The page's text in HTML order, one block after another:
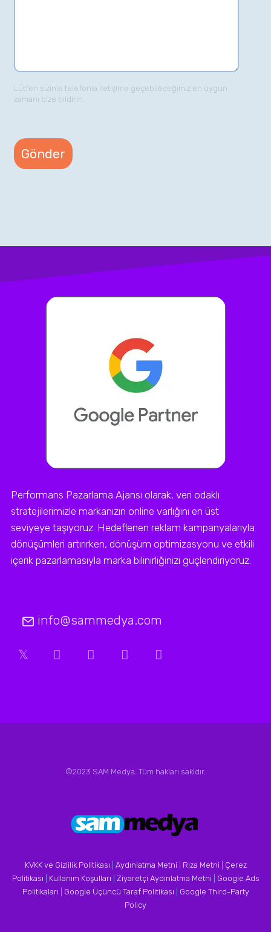
Lütfen sizinle telefonla iletişime geçebileceğimiz en uygun
zamanı bize bildirin.
Performans Pazarlama Ajansı olarak, veri odaklı
stratejilerimizle markanızın online varlığını en üst
seviyeye taşıyoruz. Hedeflenen reklam kampanyalarıyla
dönüşümleri artırırken, dönüşüm optimizasyonu ve etkili
içerik pazarlamasıyla marka bilinirliğinizi güçlendiriyoruz.
info@sammedya.com
©2023 SAM Medya. Tüm hakları sakldır.
KVKK ve Gizlilik Politikası Aydınlatma Metni Rıza Metni
Çerez
Politikası
Kullanım Koşulları Ziyaretçi Aydınlatma Metni
Google Ads
Politikaları
Google Üçüncü Taraf Politikası
Google Third-Party
Policy